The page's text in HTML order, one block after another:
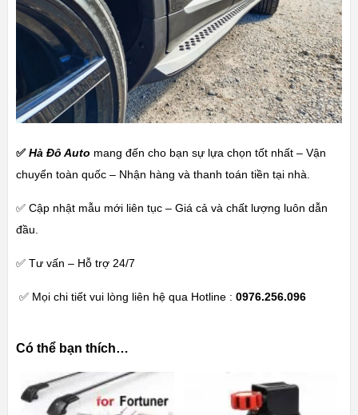
✅ Hà Đô Auto mang đến cho bạn sự lựa chọn tốt nhất – Vận
chuyển toàn quốc – Nhận hàng và thanh toán tiền tại nhà.
✅ Cập nhật mẫu mới liên tục – Giá cả và chất lượng luôn dẫn
đầu.
✅ Tư vấn – Hỗ trợ 24/7
✅ Mọi chi tiết vui lòng liên hệ qua Hotline : 0976.256.096
Có thể bạn thích…